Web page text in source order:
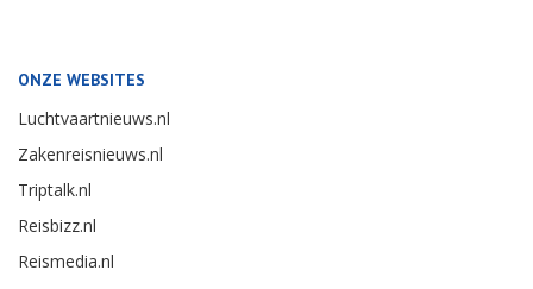
ONZE WEBSITES
Luchtvaartnieuws.nl
Zakenreisnieuws.nl
Triptalk.nl
Reisbizz.nl
Reismedia.nl